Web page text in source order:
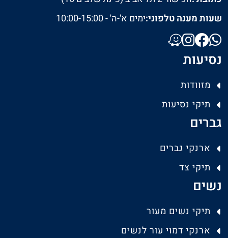
שעות מענה טלפוני:ימים א'-ה' - 10:00-15:00
נסיעות
מזוודות
תיקי נסיעות
גברים
ארנקי גברים
תיקי צד
נשים
תיקי נשים מעור
ארנקי דמוי עור לנשים